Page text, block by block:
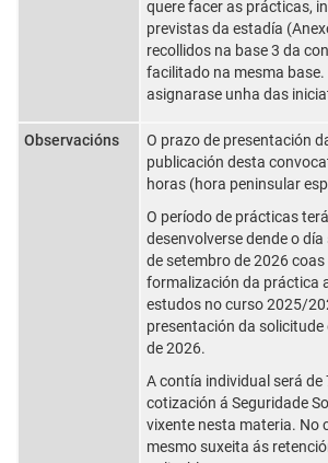
quere facer as prácticas,
previstas da estadía
recollidos na base 3 da
facilitado na mesma
asignarase unha das
Observacións
O prazo de presentación
publicación desta
horas (hora peninsular
O período de prácticas
desenvolverse dende o
de setembro de 2026
formalización da práctica
estudos no curso 2025/
presentación da
de 2026.
A contía individual será
cotización á Seguridade
vixente nesta materia. No
mesmo suxeita ás